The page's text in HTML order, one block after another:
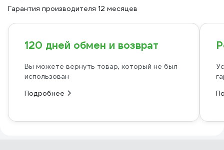
Гарантия производителя 12 месяцев
120 дней обмен и возврат
Вы можете вернуть товар, который не был
использован
Подробнее